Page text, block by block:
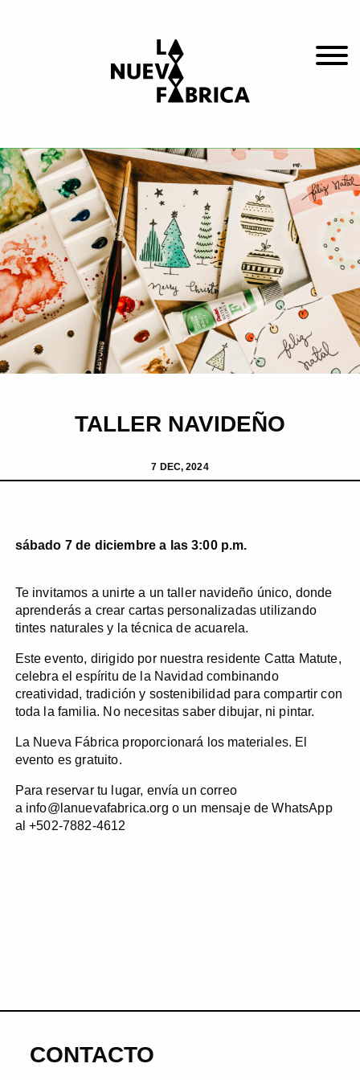
TALLER NAVIDEÑO
7 DEC, 2024
sábado 7 de diciembre a las 3:00 p.m.
Te invitamos a unirte a un taller navideño único, donde
aprenderás a crear cartas personalizadas utilizando
tintes naturales y la técnica de acuarela.
Este evento, dirigido por nuestra residente Catta Matute,
celebra el espíritu de la Navidad combinando
creatividad, tradición y sostenibilidad para compartir con
toda la familia. No necesitas saber dibujar, ni pintar.
La Nueva Fábrica proporcionará los materiales. El
evento es gratuito.
Para reservar tu lugar, envía un correo
a info@lanuevafabrica.org o un mensaje de WhatsApp
al +502-7882-4612
CONTACTO